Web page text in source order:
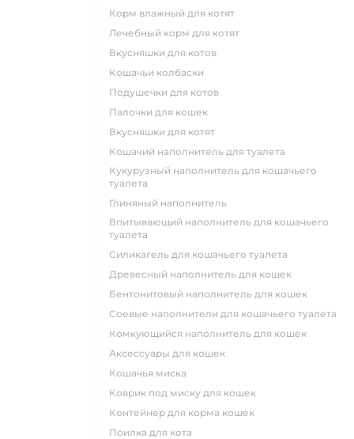
корм влажный для котят
лечебный корм для котят
вкусняшки для котов
кошачьи колбаски
подушечки для котов
палочки для кошек
вкусняшки для котят
кошачий наполнитель для туалета
кукурузный наполнитель для кошачьего
туалета
глиняный наполнитель
впитывающий наполнитель для кошачьего
туалета
силикагель для кошачьего туалета
древесный наполнитель для кошек
бентонитовый наполнитель для кошек
соевые наполнители для кошачьего туалета
комкующийся наполнитель для кошек
аксессуары для кошек
кошачья миска
коврик под миску для кошек
контейнер для корма кошек
поилка для кота